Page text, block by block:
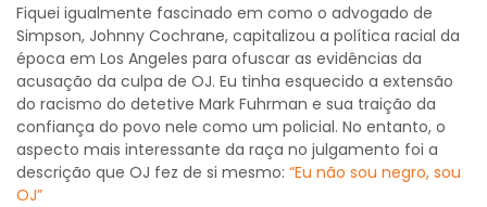
Fiquei igualmente fascinado em como o advogado de
Simpson, Johnny Cochrane, capitalizou a política racial da
época em Los Angeles para ofuscar as evidências da
acusação da culpa de OJ. Eu tinha esquecido a extensão
do racismo do detetive Mark Fuhrman e sua traição da
confiança do povo nele como um policial. No entanto, o
aspecto mais interessante da raça no julgamento foi a
descrição que OJ fez de si mesmo: “Eu não sou negro, sou
OJ”